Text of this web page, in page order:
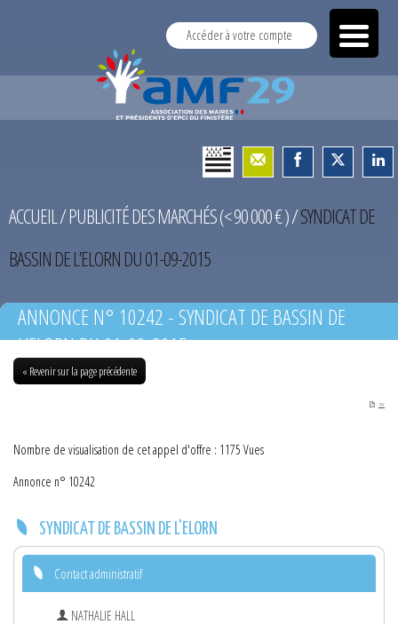
Accéder à votre compte
ACCUEIL/PUBLICITÉ DES MARCHÉS (< 90 000 € )/SYNDICAT DE
BASSIN DE L’ELORN DU 01-09-2015
ANNONCE N° 10242 - SYNDICAT DE BASSIN DE
L’ELORN DU 01-09-2015
« Revenir sur la page précédente
PDF
Nombre de visualisation de cet appel d'offre : 1175 Vues
Annonce n° 10242
SYNDICAT DE BASSIN DE L'ELORN
Contact administratif
NATHALIE HALL